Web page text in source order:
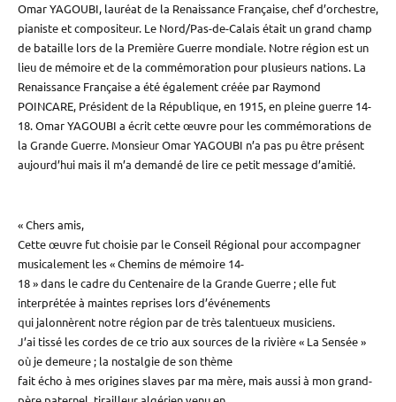
Omar YAGOUBI, lauréat de la Renaissance Française, chef d’orchestre,
pianiste et compositeur. Le Nord/Pas-de-Calais était un grand champ
de bataille lors de la Première Guerre mondiale. Notre région est un
lieu de mémoire et de la commémoration pour plusieurs nations. La
Renaissance Française a été également créée par Raymond
POINCARE, Président de la République, en 1915, en pleine guerre 14-
18. Omar YAGOUBI a écrit cette œuvre pour les commémorations de
la Grande Guerre. Monsieur Omar YAGOUBI n’a pas pu être présent
aujourd’hui mais il m’a demandé de lire ce petit message d’amitié.
« Chers amis,
Cette œuvre fut choisie par le Conseil Régional pour accompagner
musicalement les « Chemins de mémoire 14-
18 » dans le cadre du Centenaire de la Grande Guerre ; elle fut
interprétée à maintes reprises lors d’événements
qui jalonnèrent notre région par de très talentueux musiciens.
J’ai tissé les cordes de ce trio aux sources de la rivière « La Sensée »
où je demeure ; la nostalgie de son thème
fait écho à mes origines slaves par ma mère, mais aussi à mon grand-